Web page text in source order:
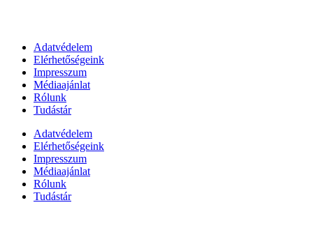
Adatvédelem
Elérhetőségeink
Impresszum
Médiaajánlat
Rólunk
Tudástár
Adatvédelem
Elérhetőségeink
Impresszum
Médiaajánlat
Rólunk
Tudástár